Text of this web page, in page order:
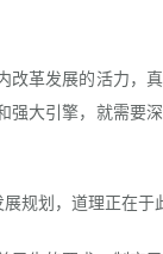
革发展的活力，
大引擎，就需要
规划，道理正在于